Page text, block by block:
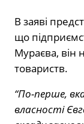
В заяві
що
Мураєва, він
товариств.
“По-перше,
власності